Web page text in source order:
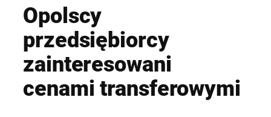
Opolscy
przedsiębiorcy
zainteresowani
cenami transferowymi